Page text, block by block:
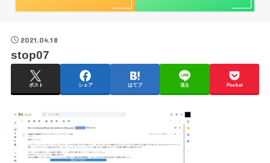
2021.04.18
stop07
ポスト シェア はてブ 送る Pocket